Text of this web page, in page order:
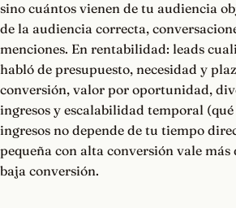
sino cuántos vienen de tu audiencia
de la audiencia correcta,
menciones. En rentabilidad: leads
habló de presupuesto, necesidad y
conversión, valor por oportunidad,
ingresos y escalabilidad temporal
ingresos no depende de tu tiempo
pequeña con alta conversión vale más
baja conversión.